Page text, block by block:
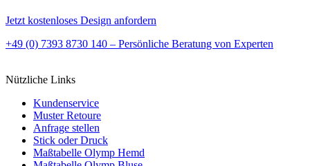
Jetzt kostenloses Design anfordern
+49 (0) 7393 8730 140 – Persönliche Beratung von Experten
Nützliche Links
Kundenservice
Muster Retoure
Anfrage stellen
Stick oder Druck
Maßtabelle Olymp Hemd